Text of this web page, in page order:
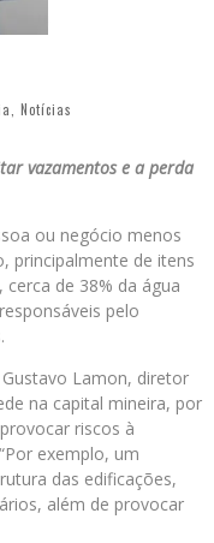
, Notícias
vazamentos e a perda
ou negócio menos
principalmente de itens
de 38% da água
pelo
Lamon, diretor
na capital mineira, por
riscos à
exemplo, um
das edificações,
além de provocar